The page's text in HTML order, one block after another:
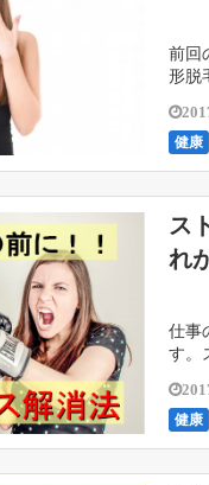
前回
形脱
健康
ス
れ
仕事
す。
健康